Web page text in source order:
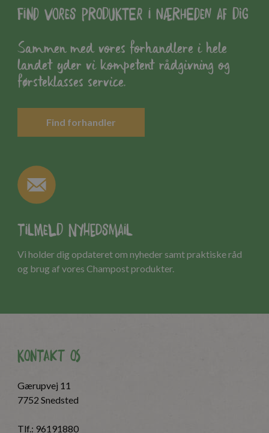
Find vores produkter i nærheden af dig
Sammen med vores forhandlere i hele
landet yder vi kompetent rådgivning og
førsteklasses service.
Find forhandler
Tilmeld nyhedsmail
Vi holder dig opdateret om nyheder samt praktiske råd
og brug af vores Champost produkter.
Kontakt os
Gærupvej 11
7752 Snedsted
Tlf.: 96191880